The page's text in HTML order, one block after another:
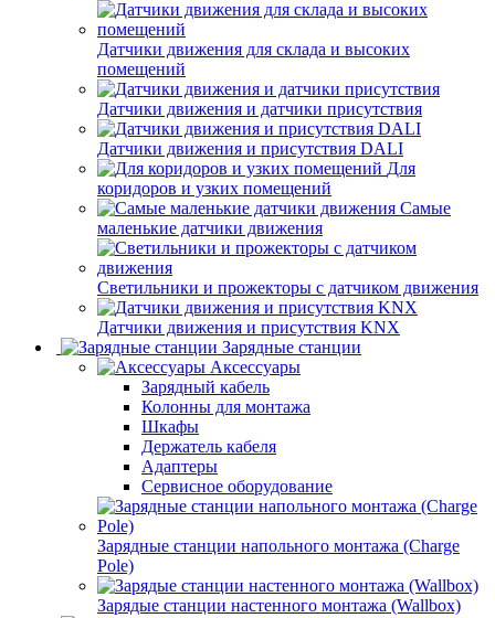
Датчики движения для склада и высоких
помещений
Датчики движения и датчики присутствия
Датчики движения и присутствия DALI
Для
коридоров и узких помещений
Самые
маленькие датчики движения
Светильники и прожекторы с датчиком движения
Датчики движения и присутствия KNX
Зарядные станции
Аксессуары
Зарядный кабель
Колонны для монтажа
Шкафы
Держатель кабеля
Адаптеры
Сервисное оборудование
Зарядные станции напольного монтажа (Charge
Pole)
Зарядые станции настенного монтажа (Wallbox)